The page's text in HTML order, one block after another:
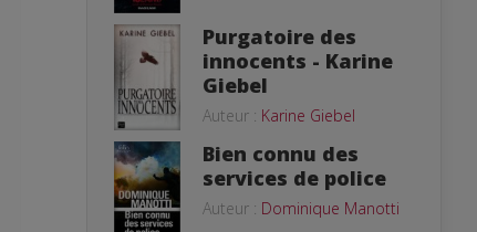
Purgatoire des
innocents - Karine
Giebel
Auteur : Karine Giebel
Bien connu des
services de police
Auteur : Dominique Manotti